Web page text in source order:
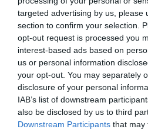
targeted advertising by us, please
section to confirm your selection.
opt-out request is processed you
interest-based ads based on
us or personal information
your opt-out. You may separately
disclosure of your personal
IAB’s list of downstream
also be disclosed by us to third
Downstream Participants that may
Tags
ΒΡΑΒΕΙΑ
ΒΡΑΒΕΙΟ ΜΕΛΙΝΑ
ΥΠΟΥΡΓΕΙΟ ΠΟΛΙΤΙΣΜΟΥ
Newsletter
Κάθε βδομάδα στο e-mail σας
την Τέχνη και τον Πολιτισμό!